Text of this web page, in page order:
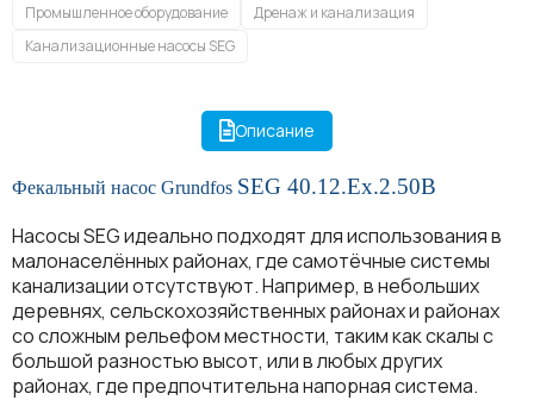
Промышленное оборудование
Дренаж и канализация
Канализационные насосы SEG
Описание
Фекальный насос Grundfos SEG 40.12.Ex.2.50B
Насосы SEG идеально подходят для использования в
малонаселённых районах, где самотёчные системы
канализации отсутствуют. Например, в небольших
деревнях, сельскохозяйственных районах и районах
со сложным рельефом местности, таким как скалы с
большой разностью высот, или в любых других
районах, где предпочтительна напорная система.